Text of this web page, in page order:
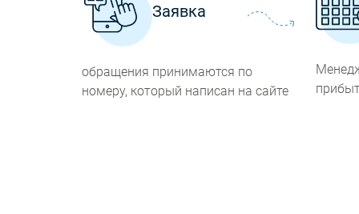
Заявка
обращения принимаются по
номеру, который написан на сайте